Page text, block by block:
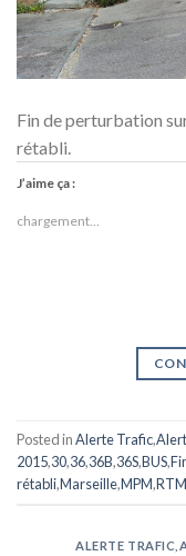
Fin de perturbation
rétabli.
J’aime ça :
chargement…
Posted inAlerte Trafic,
2015,30,36,36B,36S,BUS,
rétabli,Marseille,MPM,RTM
ALERTE TRAFIC